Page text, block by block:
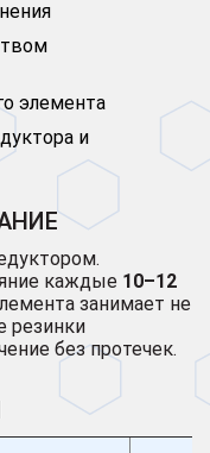
элемента
и
каждые 10–12
занимает не
резинки
без протечек.